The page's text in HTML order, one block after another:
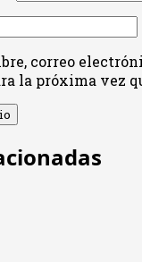
correo
la próxima vez